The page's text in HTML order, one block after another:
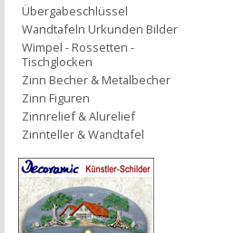
Übergabeschlüssel
Wandtafeln Urkunden Bilder
Wimpel - Rossetten -
Tischglocken
Zinn Becher & Metalbecher
Zinn Figuren
Zinnrelief & Alurelief
Zinnteller & Wandtafel